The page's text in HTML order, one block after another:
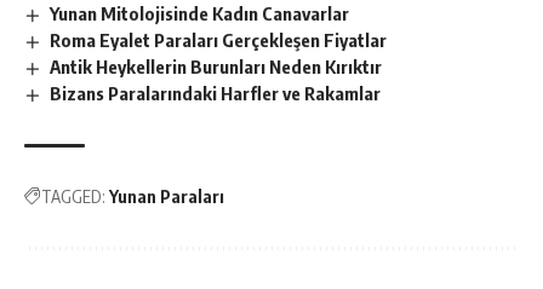
Yunan Mitolojisinde Kadın Canavarlar
Roma Eyalet Paraları Gerçekleşen Fiyatlar
Antik Heykellerin Burunları Neden Kırıktır
Bizans Paralarındaki Harfler ve Rakamlar
TAGGED: Yunan Paraları